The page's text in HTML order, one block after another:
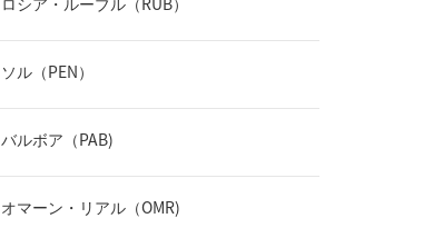
ソル（PEN）
バルボア（PAB)
オマーン・リアル（OMR)